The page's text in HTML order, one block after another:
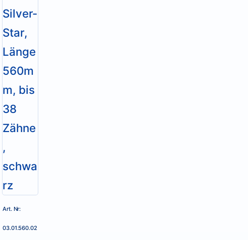
Art. Nr:
03.01.560.02